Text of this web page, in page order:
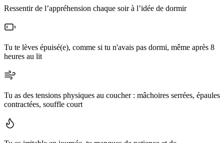
Ressentir de l’appréhension chaque soir à l’idée de dormir
Tu te lèves épuisé(e), comme si tu n'avais pas dormi, même après 8
heures au lit
Tu as des tensions physiques au coucher : mâchoires serrées, épaules
contractées, souffle court